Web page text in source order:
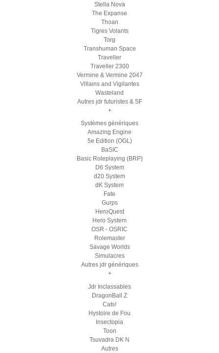
Stella Nova
The Expanse
Thoan
Tigres Volants
Torg
Transhuman Space
Traveller
Traveller 2300
Vermine & Vermine 2047
Villains and Vigilantes
Wasteland
Autres jdr futuristes & SF
+
Systèmes génériques
Amazing Engine
5e Edition (OGL)
BaSIC
Basic Roleplaying (BRP)
D6 System
d20 System
dK System
Fate
Gurps
HeroQuest
Hero System
OSR - OSRIC
Rolemaster
Savage Worlds
Simulacres
Autres jdr génériques
+
Jdr Inclassables
DragonBall Z
Cats!
Hystoire de Fou
Insectopia
Toon
Tsuvadra DK N
Autres